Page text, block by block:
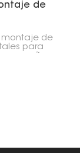
de
montaje de
para